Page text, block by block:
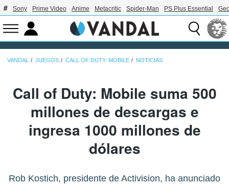
Sony Prime Video Anime Metacritic Spider-Man PS Plus Essential
VANDAL JUEGOS CALL OF DUTY: MOBILE NOTICIAS
Call of Duty: Mobile suma 500
millones de descargas e
ingresa 1000 millones de
dólares
Rob Kostich, presidente de Activision, ha anunciado